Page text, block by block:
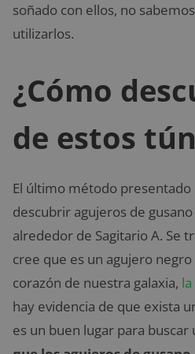
soñado con ellos, no
utilizarlos.
¿Cómo
de estos
El último método
descubrir agujeros de
alrededor de Sagitario A. Se
cree que es un agujero
corazón de nuestra galaxia,
hay evidencia de que exista
es un buen lugar para buscar